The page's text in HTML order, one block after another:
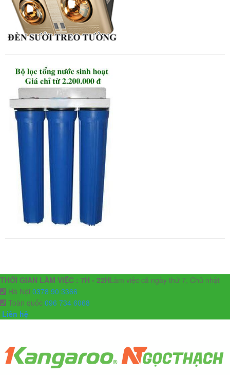
THỜI GIAN LÀM VIỆC : 7H - 22HLàm việc cả ngày thứ 7, Chủ nhật
Hà Nội 0378 90 3366
Toàn quốc 096 734 6068
Liên hệ